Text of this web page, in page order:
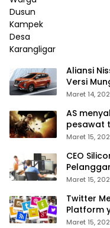
Aliansi
Versi
Maret 14,
AS
pesawat
Moskow
Maret 15,
CEO
Mereka
Maret 15,
Twitter
Platform
Maret 15,